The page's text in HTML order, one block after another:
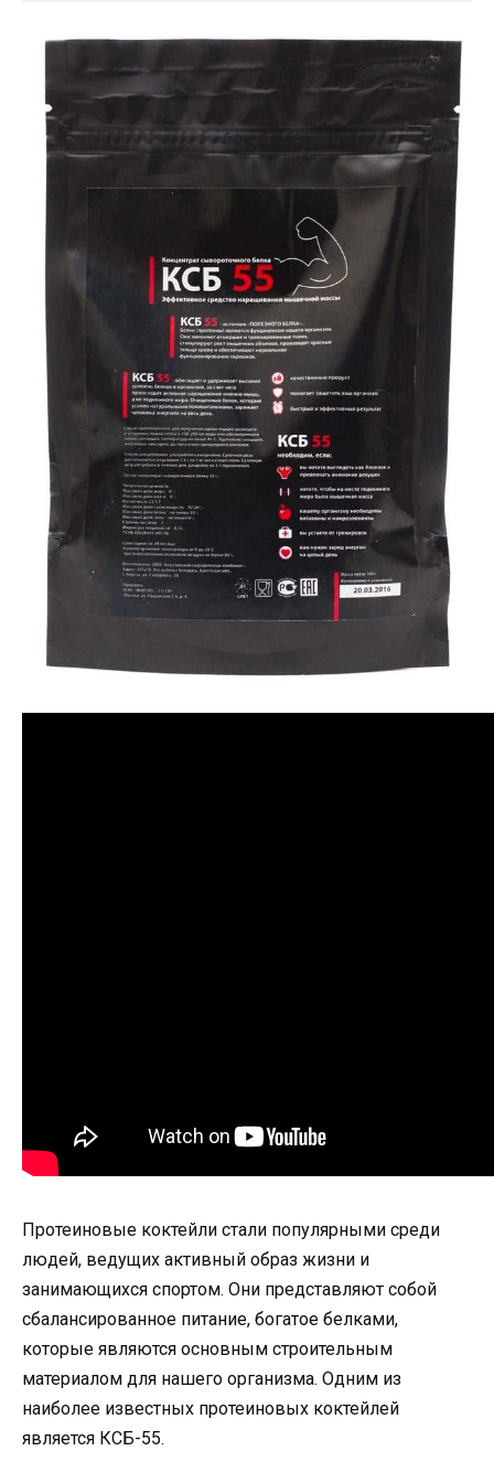
Протеиновые коктейли стали популярными среди
людей, ведущих активный образ жизни и
занимающихся спортом. Они представляют собой
сбалансированное питание, богатое белками,
которые являются основным строительным
материалом для нашего организма. Одним из
наиболее известных протеиновых коктейлей
является КСБ-55.